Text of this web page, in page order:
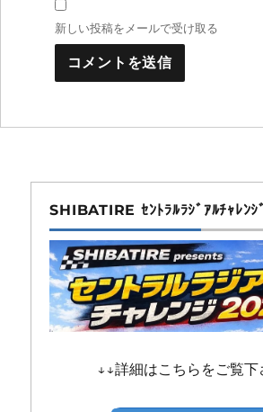
新しい投稿をメールで受け取る
SHIBATIRE ｾﾝﾄﾗﾙﾗｼﾞｱﾙﾁｬﾚﾝｼﾞ
↓↓詳細はこちらをご覧下